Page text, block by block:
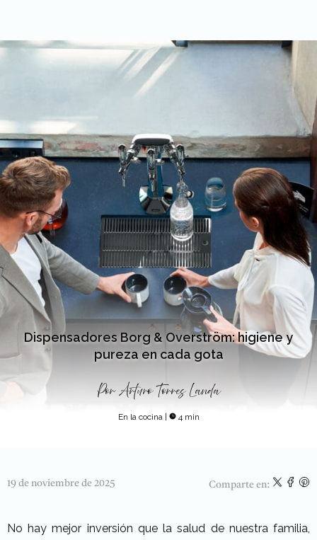
Dispensadores Borg & Overström: higiene y
pureza en cada gota
Por Arturo Torres Landa
En la cocina 4 min
19 de noviembre de 2025 Comparte en:
No hay mejor inversión que la salud de nuestra familia,